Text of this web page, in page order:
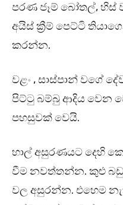
පරණ ජෑම් බෝතල්, හිස්
අයිස් ක්‍රීම් පෙට්ටි
කරන්න.
වළං , සාස්පාන් වගේ
පිට්ටු බම්බු ආදිය වෙන
පහසුවක් වෙයි.
හාල් අසුරණයට දෙහි
වීම නවත්තන්න. කුළු
වල අසුරන්න. එහෙම